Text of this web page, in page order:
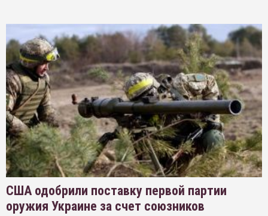
США одобрили поставку первой партии
оружия Украине за счет союзников